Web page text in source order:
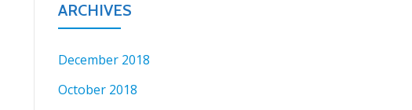
ARCHIVES
December 2018
October 2018